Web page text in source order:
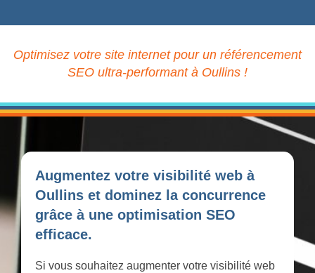
Optimisez votre site internet pour un référencement
SEO ultra-performant à Oullins !
Augmentez votre visibilité web à
Oullins et dominez la concurrence
grâce à une optimisation SEO
efficace.
Si vous souhaitez augmenter votre visibilité web